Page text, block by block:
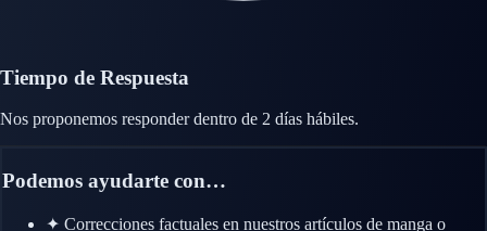
Tiempo de Respuesta
Nos proponemos responder dentro de 2 días hábiles.
Podemos ayudarte con…
✦ Correcciones factuales en nuestros artículos de manga o